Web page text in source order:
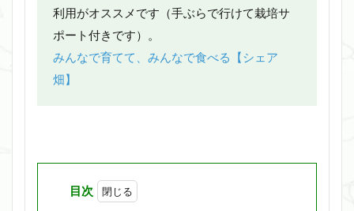
利用がオススメです（手ぶらで行けて栽培サ
ポート付きです）。
みんなで育てて、みんなで食べる【シェア
畑】
目次